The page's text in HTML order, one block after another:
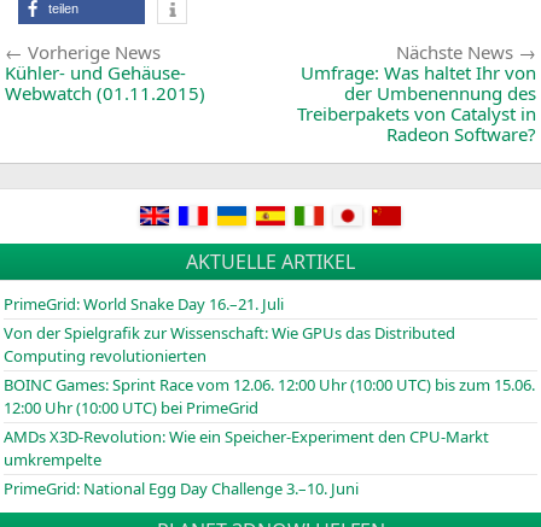
teilen
Beitragsnavigation
Vorherige NewsVorherige
News:
Kühler- und Gehäuse-
Webwatch (01.11.2015)
Nächste News
Umfrage: Was haltet Ihr von
der Umbenennung des
Treiberpakets von Catalyst in
Radeon Software?
AKTUELLE ARTIKEL
PrimeGrid: World Snake Day 16.–21. Juli
Von der Spielgrafik zur Wissenschaft: Wie GPUs das Distributed
Computing revolutionierten
BOINCGames: Sprint Race vom 12.06. 12:00 Uhr (10:00 UTC) bis zum 15.06.
12:00 Uhr (10:00 UTC) bei PrimeGrid
AMDs X3D-Revolution: Wie ein Speicher-Experiment den CPU-Markt
umkrempelte
PrimeGrid: National Egg Day Challenge 3.–10. Juni